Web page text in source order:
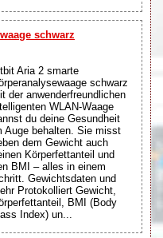
schwarz
Aria 2 smarte
schwarz
der anwenderfreundlichen
WLAN-Waage
du deine Gesundheit
Auge behalten. Sie misst
dem Gewicht auch
Körperfettanteil und
BMI – alles in einem
Gewichtsdaten und
Protokolliert Gewicht,
BMI (Body
Index) un...